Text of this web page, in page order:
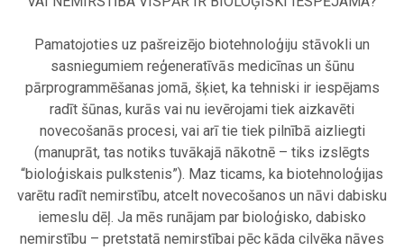
Pamatojoties uz pašreizējo biotehnoloģiju stāvokli un
sasniegumiem reģeneratīvās medicīnas un šūnu
pārprogrammēšanas jomā, šķiet, ka tehniski ir iespējams
radīt šūnas, kurās vai nu ievērojami tiek aizkavēti
novecošanās procesi, vai arī tie tiek pilnībā aizliegti
(manuprāt, tas notiks tuvākajā nākotnē – tiks izslēgts
“bioloģiskais pulkstenis”). Maz ticams, ka biotehnoloģijas
varētu radīt nemirstību, atcelt novecošanos un nāvi dabisku
iemeslu dēļ. Ja mēs runājam par bioloģisko, dabisko
nemirstību – pretstatā nemirstībai pēc kāda cilvēka nāves